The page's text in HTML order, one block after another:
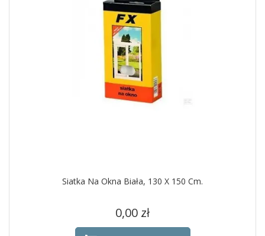
Siatka Na Okna Biała, 130 X 150 Cm.
Cena
0,00 zł